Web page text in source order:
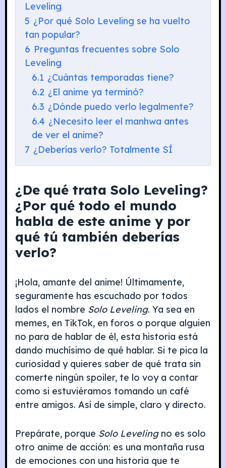
Leveling
5 ¿Por qué Solo Leveling se ha vuelto
tan popular?
6 Preguntas frecuentes sobre Solo
Leveling
6.1 ¿Cuántas temporadas tiene?
6.2 ¿El anime ya terminó?
6.3 ¿Dónde puedo verlo legalmente?
6.4 ¿Necesito leer el manhwa antes
de ver el anime?
7 ¿Deberías verlo? Totalmente SÍ
¿De qué trata Solo Leveling?
¿Por qué todo el mundo
habla de este anime y por
qué tú también deberías
verlo?
¡Hola, amante del anime! Últimamente,
seguramente has escuchado por todos
lados el nombre Solo Leveling. Ya sea en
memes, en TikTok, en foros o porque alguien
no para de hablar de él, esta historia está
dando muchísimo de qué hablar. Si te pica la
curiosidad y quieres saber de qué trata sin
comerte ningún spoiler, te lo voy a contar
como si estuviéramos tomando un café
entre amigos. Así de simple, claro y directo.
Prepárate, porque Solo Levelingno es solo
otro anime de acción: es una montaña rusa
de emociones con una historia que te